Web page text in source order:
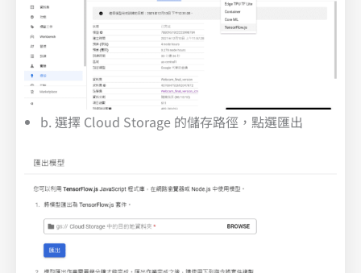
b. 選擇 Cloud Storage 的儲存路徑，點選匯出